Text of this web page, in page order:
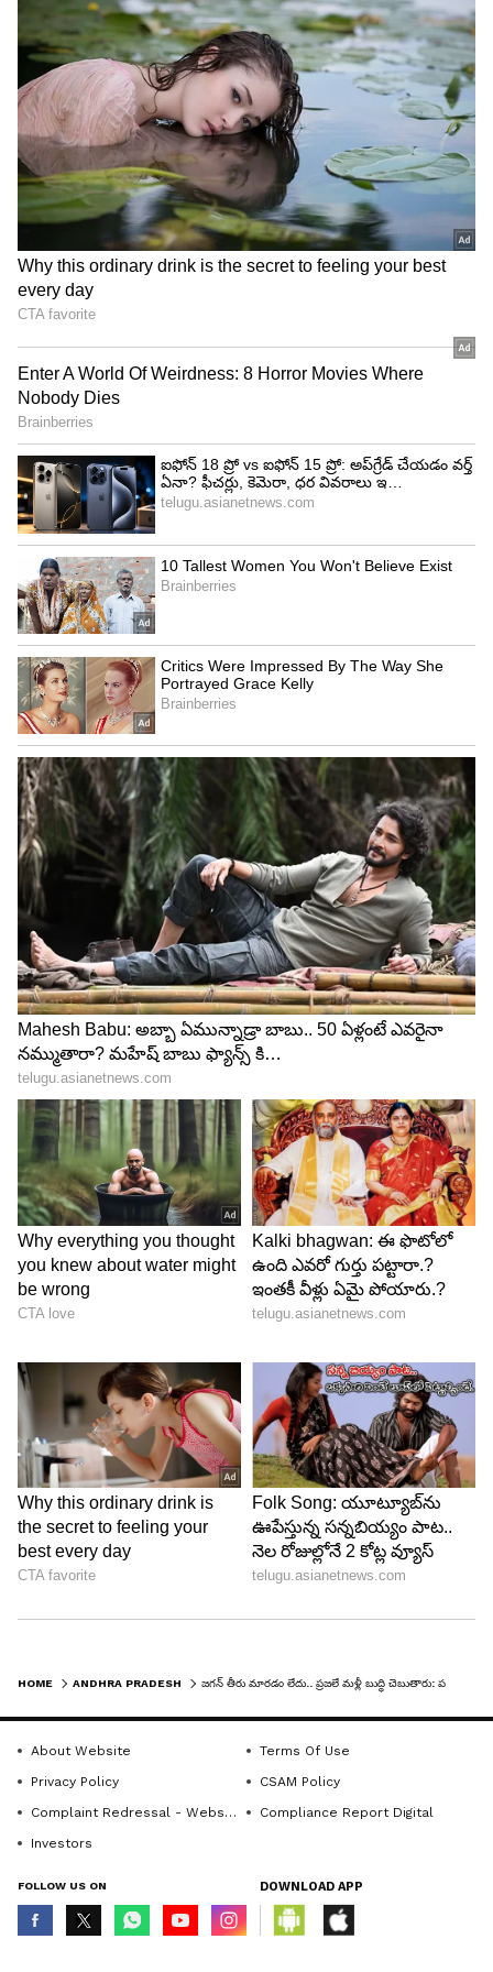
HOME ANDHRA PRADESH
About Website
Terms Of Use
Privacy Policy
CSAM Policy
Complaint Redressal - Website
Compliance Report Digital
Investors
FOLLOW US ON DOWNLOAD APP